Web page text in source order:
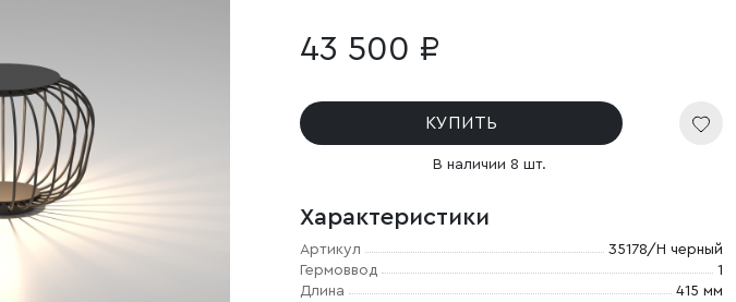
43 500 ₽
КУПИТЬ
В наличии 8 шт.
Характеристики
Артикул
35178/H черный
Гермоввод
1
Длина
415 мм